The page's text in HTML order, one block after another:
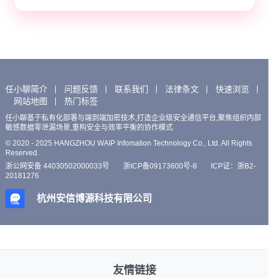
任小聊简介 问题反馈 联系我们 法律条文
快速浏览
网站地图
热门标签
任小聊基于私有化部署与端到端加密技术,打造企业级安全通信平台,聚焦组织内部
敏感数据零泄漏场景,重构安全与效率平衡的协作模式
© 2020 - 2025 HANGZHOU WAIP Infomation Technology Co., Ltd. All Rights
Reserved.
浙公网安备 44030502000033号
浙ICP备09173600号-8
ICP证：浙B2-
20181276
杭州安信博源科技有限公司
友情链接